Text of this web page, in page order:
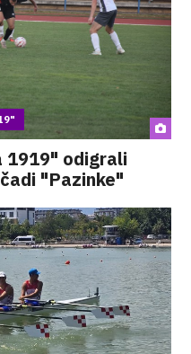
1919" odigrali
"Pazinke"